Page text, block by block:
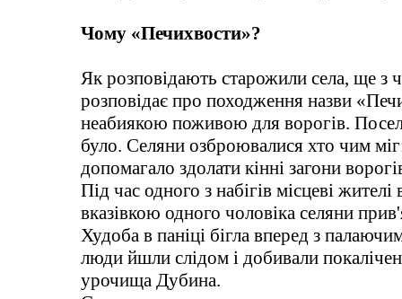
Чому «Печихвости»?
Як розповідають старожили села, ще з
розповідає про походження назви
неабиякою поживою для ворогів.
було. Селяни озброювалися хто чим
допомагало здолати кінні загони
Під час одного з набігів місцеві
вказівкою одного чоловіка селяни
Худоба в паніці бігла вперед з
люди йшли слідом і добивали
урочища Дубина.